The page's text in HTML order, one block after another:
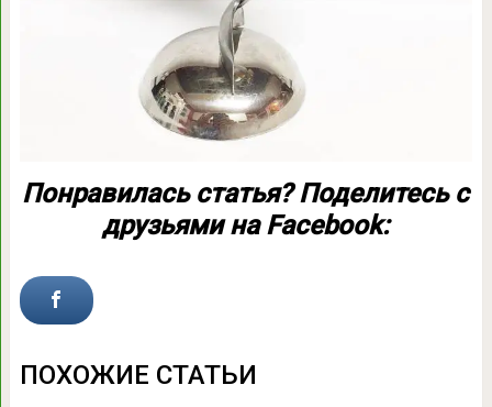
Понравилась статья?Поделитесь с
друзьями на Facebook:
ПОХОЖИЕ СТАТЬИ